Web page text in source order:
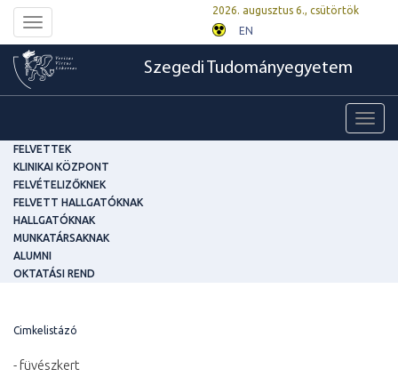
Toggle
navigation
2026. augusztus 6., csütörtök
EN
Szegedi Tudományegyetem
FELVETTEK
KLINIKAI KÖZPONT
FELVÉTELIZŐKNEK
FELVETT HALLGATÓKNAK
HALLGATÓKNAK
MUNKATÁRSAKNAK
ALUMNI
OKTATÁSI REND
Cimkelistázó
- füvészkert